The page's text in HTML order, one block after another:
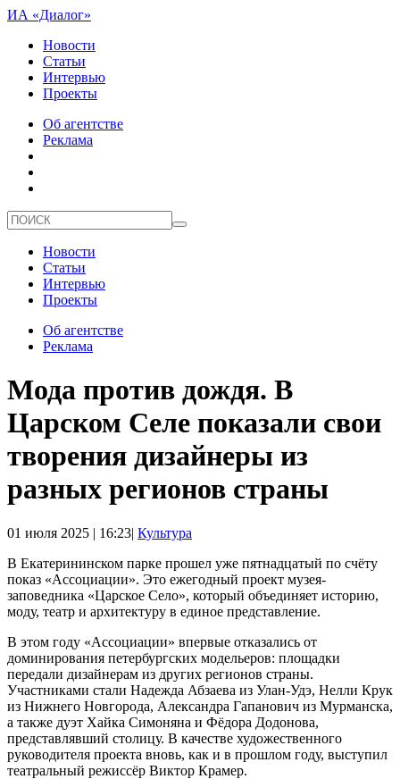
ИА «Диалог»
Новости
Статьи
Интервью
Проекты
Об агентстве
Реклама
Новости
Статьи
Интервью
Проекты
Об агентстве
Реклама
Мода против дождя. В
Царском Селе показали свои
творения дизайнеры из
разных регионов страны
01 июля 2025 | 16:23| Культура
В Екатерининском парке прошел уже пятнадцатый по счёту
показ «Ассоциации». Это ежегодный проект музея-
заповедника «Царское Село», который объединяет историю,
моду, театр и архитектуру в единое представление.
В этом году «Ассоциации» впервые отказались от
доминирования петербургских модельеров: площадки
передали дизайнерам из других регионов страны.
Участниками стали Надежда Абзаева из Улан-Удэ, Нелли Крук
из Нижнего Новгорода, Александра Гапанович из Мурманска,
а также дуэт Хайка Симоняна и Фёдора Додонова,
представлявший столицу. В качестве художественного
руководителя проекта вновь, как и в прошлом году, выступил
театральный режиссёр Виктор Крамер.